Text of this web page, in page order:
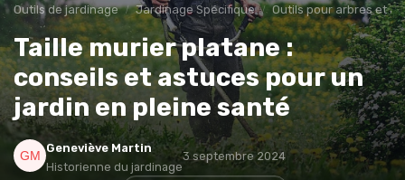
Outils de jardinage Jardinage Spécifique Outils pour arbres et
Taille murier platane :
conseils et astuces pour un
jardin en pleine santé
Geneviève Martin
Historienne du jardinage
3 septembre 2024